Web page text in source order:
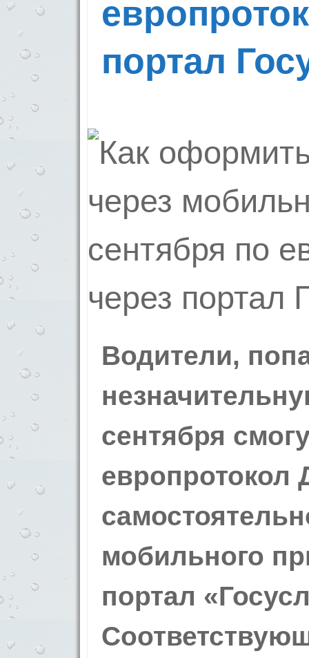
портал
Водители,
сентября
европротокол
мобильного
портал